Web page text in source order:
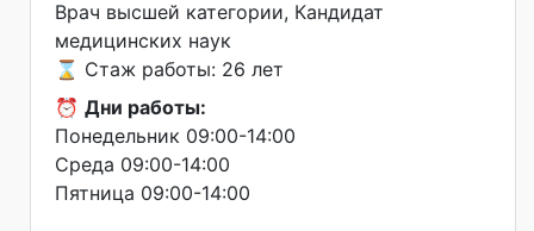
Врач высшей категории Кандидат
медицинских наук
⌛ Стаж работы: 26 лет
⏰ Дни работы:
Понедельник 09:00-14:00
Среда 09:00-14:00
Пятница 09:00-14:00